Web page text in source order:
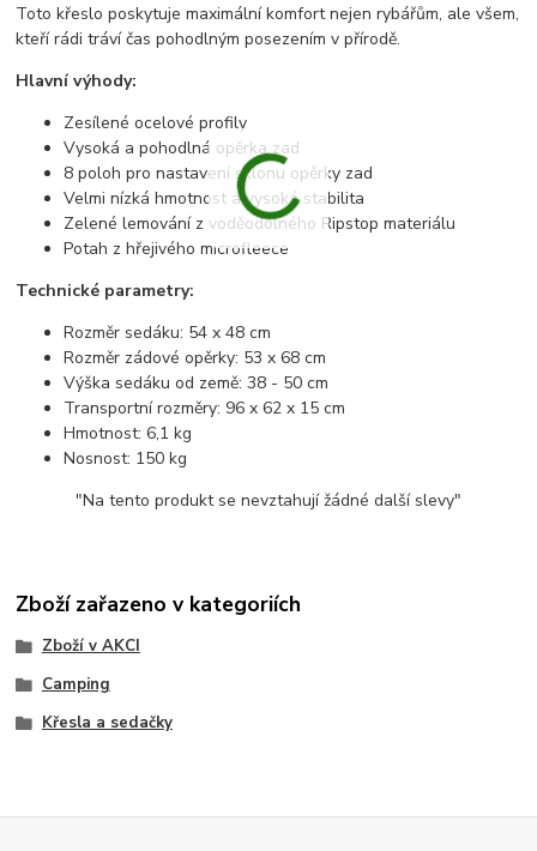
Toto křeslo poskytuje maximální komfort nejen rybářům, ale všem,
kteří rádi tráví čas pohodlným posezením v přírodě.
Hlavní výhody:
Zesílené ocelové profily
Vysoká a pohodlná opěrka zad
8 poloh pro nastavení sklonu opěrky zad
Velmi nízká hmotnost a vysoká stabilita
Zelené lemování z voděodolného Ripstop materiálu
Potah z hřejivého microfleece
Technické parametry:
Rozměr sedáku: 54 x 48 cm
Rozměr zádové opěrky: 53 x 68 cm
Výška sedáku od země: 38 - 50 cm
Transportní rozměry: 96 x 62 x 15 cm
Hmotnost: 6,1 kg
Nosnost: 150 kg
"Na tento produkt se nevztahují žádné další slevy"
Zboží zařazeno v kategoriích
Zboží v AKCI
Camping
Křesla a sedačky